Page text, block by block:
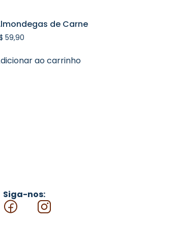
de Carne
59,90
ao carrinho
Siga-nos: